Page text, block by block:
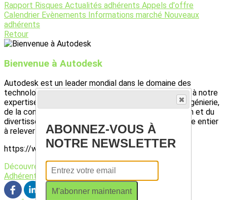
Rapport Risques Actualités adhérents Appels d'offre
Calendrier Evènements Informations marché Nouveaux
adhérents
Retour
Bienvenue à Autodesk
Autodesk est un leader mondial dans le domaine des
technologies de conception et de fabrication. Grâce à notre
expertise dans les domaines de l’architecture, de l’ingénierie,
de la construction, de la conception, de la fabrication et du
divertissement, nous aidons les innovateurs du monde entier
à relever les défis urgents d’aujourd’hui.
https://www.autodesk.fr/
Découvrez davantage d'articles sur ces thèmes :
Adhérents
Logiciels
ABONNEZ-VOUS À
NOTRE NEWSLETTER
M'abonner maintenant